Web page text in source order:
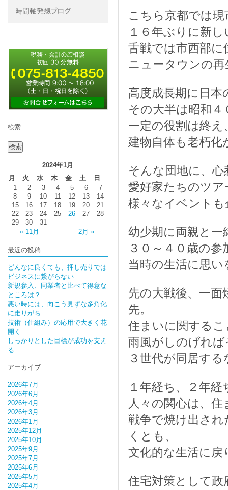
こちら京都では
１６年ぶりに新
舌戦では市西部
ニュータウンの
高度成長期に日本
その大半は昭和
一定の役割は終
建物自体も老朽
そんな団地に、
愛好家たちのツ
様々なイベント
幼少期に両親と
３０～４０歳の
当時の生活に思
先の大戦後、一
先。
住まいに関する
雨風がしのげれ
３世代が同居す
１年経ち、２年
人々の関心は、
戦争で焼け出さ
くとも、
文化的な生活に
住宅対策として
検索:
2024年1月
月
火 水 木 金 土 日
« 11月 2月 »
1 2 3 4 5 6
7
8
9 10 11 12 13
14
15
16 17 18 19 20
21
22
23 24 25 26 27
28
29
30 31
最近の投稿
どんなに良くても、押し売りでは
ビジネスに繋がらない
新規参入、同業者と比べて得意な
ところは？
悪い時には、向こう見ずな多角化
に走りがち
技術（仕組み）の応用で大きく花
開く
しっかりとした目標が成功を支え
る
アーカイブ
2026年7月
2026年6月
2026年4月
2026年3月
2026年1月
2025年12月
2025年10月
2025年9月
2025年7月
2025年6月
2025年5月
2025年4月